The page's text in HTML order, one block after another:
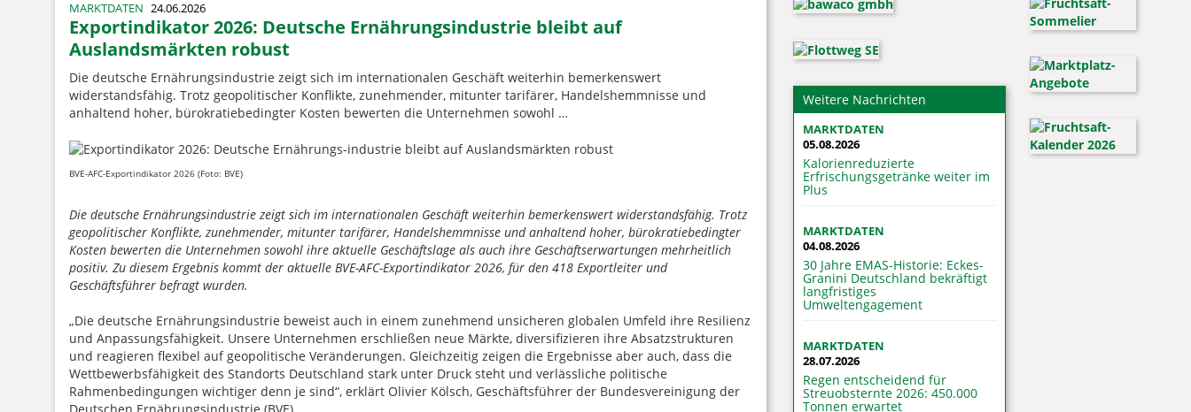
MARKTDATEN 24.06.2026
Exportindikator 2026: Deutsche Ernährungsindustrie bleibt auf
Auslandsmärkten robust
Die deutsche Ernährungsindustrie zeigt sich im internationalen Geschäft weiterhin bemerkenswert
widerstandsfähig. Trotz geopolitischer Konflikte, zunehmender, mitunter tarifärer, Handelshemmnisse und
anhaltend hoher, bürokratiebedingter Kosten bewerten die Unternehmen sowohl …
BVE-AFC-Exportindikator 2026 (Foto: BVE)
Die deutsche Ernährungsindustrie zeigt sich im internationalen Geschäft weiterhin bemerkenswert widerstandsfähig. Trotz
geopolitischer Konflikte, zunehmender, mitunter tarifärer, Handelshemmnisse und anhaltend hoher, bürokratiebedingter
Kosten bewerten die Unternehmen sowohl ihre aktuelle Geschäftslage als auch ihre Geschäftserwartungen mehrheitlich
positiv. Zu diesem Ergebnis kommt der aktuelle BVE-AFC-Exportindikator 2026, für den 418 Exportleiter und
Geschäftsführer befragt wurden.
„Die deutsche Ernährungsindustrie beweist auch in einem zunehmend unsicheren globalen Umfeld ihre Resilienz
und Anpassungsfähigkeit. Unsere Unternehmen erschließen neue Märkte, diversifizieren ihre Absatzstrukturen
und reagieren flexibel auf geopolitische Veränderungen. Gleichzeitig zeigen die Ergebnisse aber auch, dass die
Wettbewerbsfähigkeit des Standorts Deutschland stark unter Druck steht und verlässliche politische
Rahmenbedingungen wichtiger denn je sind“, erklärt Olivier Kölsch, Geschäftsführer der Bundesvereinigung der
Weitere Nachrichten
MARKTDATEN
05.08.2026
Kalorienreduzierte
Erfrischungsgetränke weiter im
Plus
MARKTDATEN
04.08.2026
30 Jahre EMAS-Historie: Eckes-
Granini Deutschland bekräftigt
langfristiges
Umweltengagement
MARKTDATEN
28.07.2026
Regen entscheidend für
Streuobsternte 2026: 450.000
Tonnen erwartet